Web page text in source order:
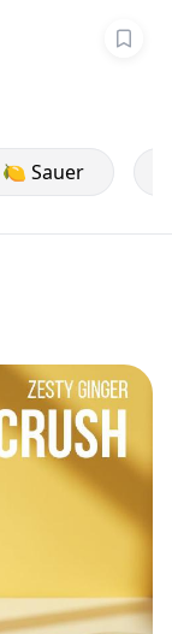
🍋 Sauer